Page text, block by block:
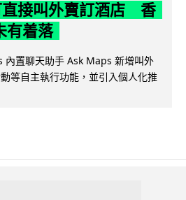
接叫外賣訂酒店 香
有着落
置聊天助手 Ask Maps 新增叫外
等自主執行功能，並引入個人化推